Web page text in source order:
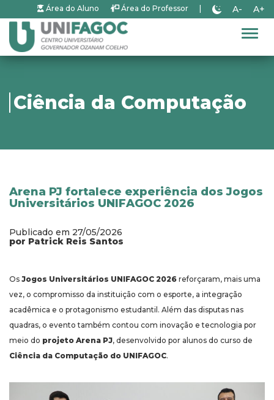
Área do Aluno Área do Professor A- A+
Ciência da Computação
Arena PJ fortalece experiência dos Jogos
Universitários UNIFAGOC 2026
Publicado em 27/05/2026
por Patrick Reis Santos
Os Jogos Universitários UNIFAGOC 2026 reforçaram, mais uma
vez, o compromisso da instituição com o esporte, a integração
acadêmica e o protagonismo estudantil. Além das disputas nas
quadras, o evento também contou com inovação e tecnologia por
meio do projeto Arena PJ, desenvolvido por alunos do curso de
Ciência da Computação do UNIFAGOC.